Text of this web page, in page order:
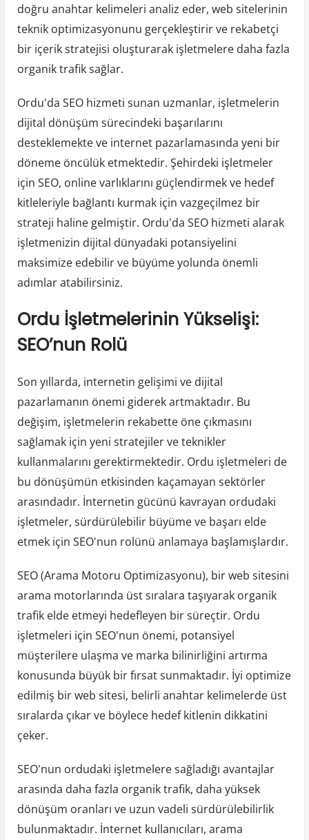
doğru anahtar kelimeleri analiz eder, web sitelerinin
teknik optimizasyonunu gerçekleştirir ve rekabetçi
bir içerik stratejisi oluşturarak işletmelere daha fazla
organik trafik sağlar.
Ordu'da SEO hizmeti sunan uzmanlar, işletmelerin
dijital dönüşüm sürecindeki başarılarını
desteklemekte ve internet pazarlamasında yeni bir
döneme öncülük etmektedir. Şehirdeki işletmeler
için SEO, online varlıklarını güçlendirmek ve hedef
kitleleriyle bağlantı kurmak için vazgeçilmez bir
strateji haline gelmiştir. Ordu'da SEO hizmeti alarak
işletmenizin dijital dünyadaki potansiyelini
maksimize edebilir ve büyüme yolunda önemli
adımlar atabilirsiniz.
Ordu İşletmelerinin Yükselişi:
SEO’nun Rolü
Son yıllarda, internetin gelişimi ve dijital
pazarlamanın önemi giderek artmaktadır. Bu
değişim, işletmelerin rekabette öne çıkmasını
sağlamak için yeni stratejiler ve teknikler
kullanmalarını gerektirmektedir. Ordu işletmeleri de
bu dönüşümün etkisinden kaçamayan sektörler
arasındadır. İnternetin gücünü kavrayan ordudaki
işletmeler, sürdürülebilir büyüme ve başarı elde
etmek için SEO'nun rolünü anlamaya başlamışlardır.
SEO (Arama Motoru Optimizasyonu), bir web sitesini
arama motorlarında üst sıralara taşıyarak organik
trafik elde etmeyi hedefleyen bir süreçtir. Ordu
işletmeleri için SEO'nun önemi, potansiyel
müşterilere ulaşma ve marka bilinirliğini artırma
konusunda büyük bir fırsat sunmaktadır. İyi optimize
edilmiş bir web sitesi, belirli anahtar kelimelerde üst
sıralarda çıkar ve böylece hedef kitlenin dikkatini
çeker.
SEO'nun ordudaki işletmelere sağladığı avantajlar
arasında daha fazla organik trafik, daha yüksek
dönüşüm oranları ve uzun vadeli sürdürülebilirlik
bulunmaktadır. İnternet kullanıcıları, arama